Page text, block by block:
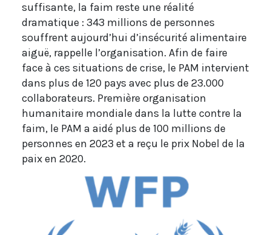
suffisante, la faim reste une réalité
dramatique : 343 millions de personnes
souffrent aujourd’hui d’insécurité alimentaire
aiguë, rappelle l’organisation. Afin de faire
face à ces situations de crise, le PAM intervient
dans plus de 120 pays avec plus de 23.000
collaborateurs. Première organisation
humanitaire mondiale dans la lutte contre la
faim, le PAM a aidé plus de 100 millions de
personnes en 2023 et a reçu le prix Nobel de la
paix en 2020.